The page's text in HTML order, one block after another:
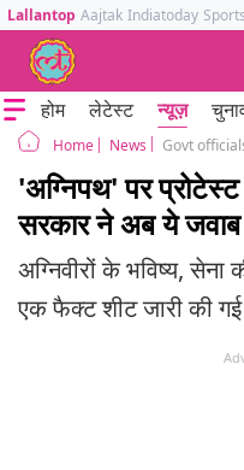
Lallantop Aajtak Indiatoday
होम लेटेस्ट न्यूज़
Home News
'अग्निपथ' पर
सरकार ने अब ये जवाब
अग्निवीरों के भविष्य,
एक फैक्ट शीट जारी की